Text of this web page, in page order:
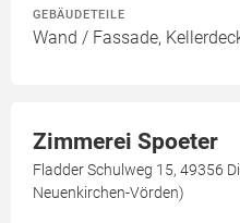
GEBÄUDETEILE
Wand / Fassade,
Zimmerei Spoeter
Fladder Schulweg 15, 49356
Neuenkirchen-Vörden)